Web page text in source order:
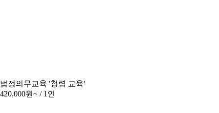
법정의무교육 '청렴 교육'
420,000원~ / 1인